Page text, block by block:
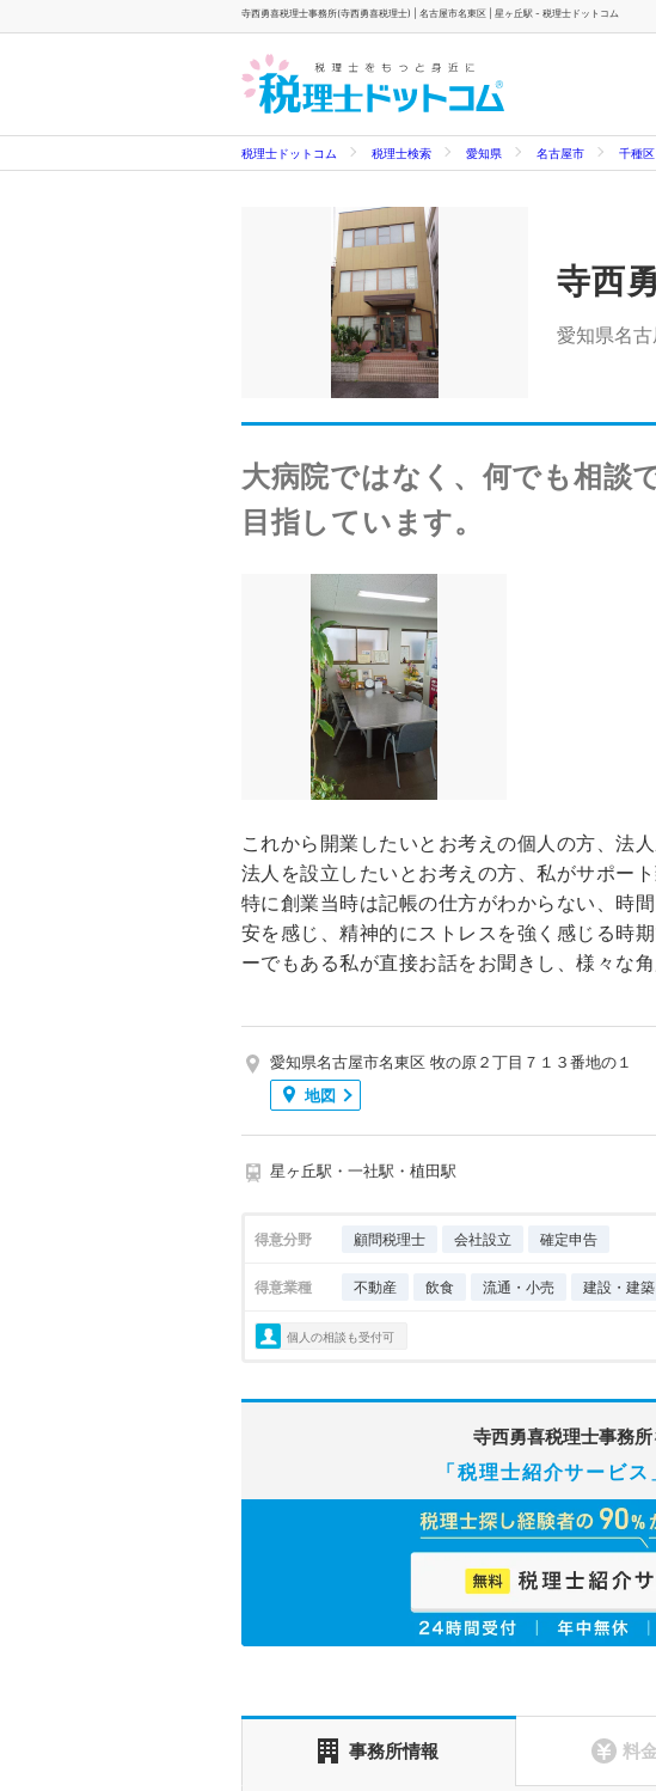
寺西勇喜税理士事務所(寺西勇喜税理士) | 名古屋市名東区 | 星ヶ丘駅 - 税理士ドットコム
税理士ドットコム 税理士検索 愛知県 名古屋市 千種区
寺西
愛知県名
大病院ではなく、何でも相談
目指しています。
これから開業したいとお考えの個人の方、法
法人を設立したいとお考えの方、私がサポート
特に創業当時は記帳の仕方がわからない、時
安を感じ、精神的にストレスを強く感じる時
ーでもある私が直接お話をお聞きし、様々な
愛知県名古屋市名東区 牧の原２丁目７１３番地の１
地図
星ヶ丘駅・一社駅・植田駅
得意分野 顧問税理士 会社設立 確定申告
得意業種 不動産 飲食 流通・小売 建設・建築
個人の相談も受付可
寺西勇喜税理士事務所
「税理士紹介サービス
事務所情報 料